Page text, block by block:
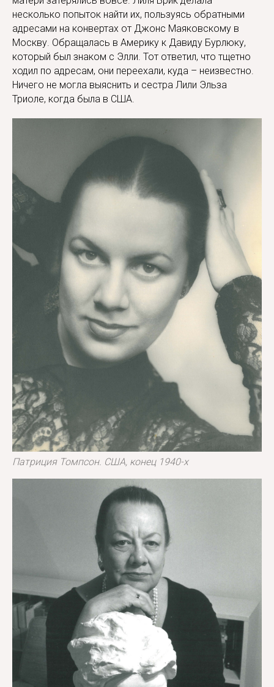
несколько попыток найти их, пользуясь обратными
адресами на конвертах от Джонс Маяковскому в
Москву. Обращалась в Америку к Давиду Бурлюку,
который был знаком с Элли. Тот ответил, что тщетно
ходил по адресам, они переехали, куда – неизвестно.
Ничего не могла выяснить и сестра Лили Эльза
Триоле, когда была в США.
Патриция Томпсон. США, конец 1940-х